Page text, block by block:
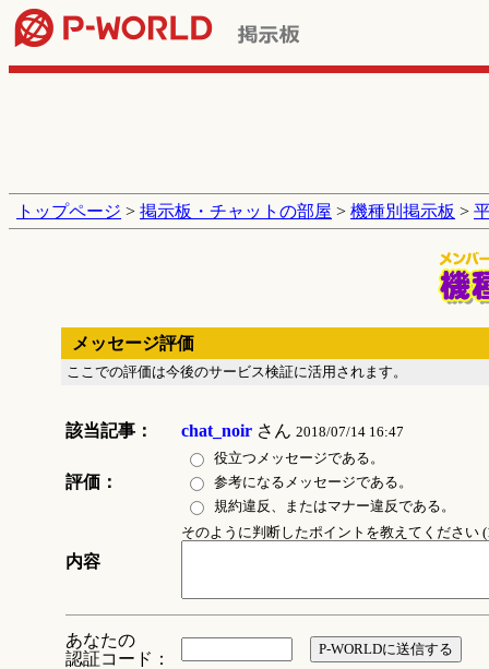
トップページ > 掲示板・チャットの部屋 > 機種別掲示板 >
メッセージ評価
ここでの評価は今後のサービス検証に活用されます。
該当記事： chat_noirさん 2018/07/14 16:47
評価：
役立つメッセージである。
参考になるメッセージである。
規約違反、またはマナー違反である。
内容
そのように判断したポイントを教えてください
あなたの
認証コード：